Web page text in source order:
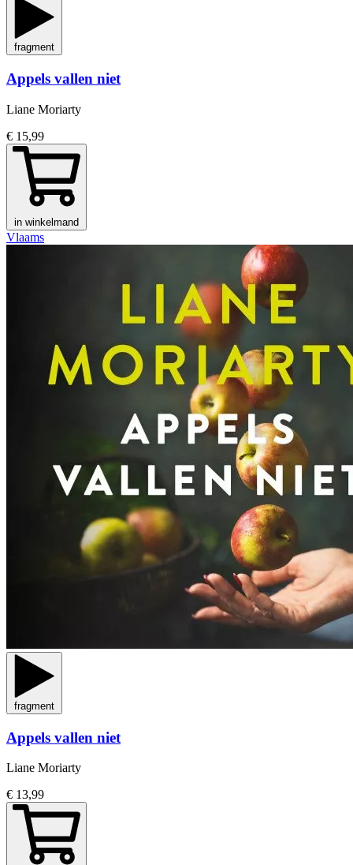
fragment
Appels vallen niet
Liane Moriarty
€ 15,99
in winkelmand
Vlaams
fragment
Appels vallen niet
Liane Moriarty
€ 13,99